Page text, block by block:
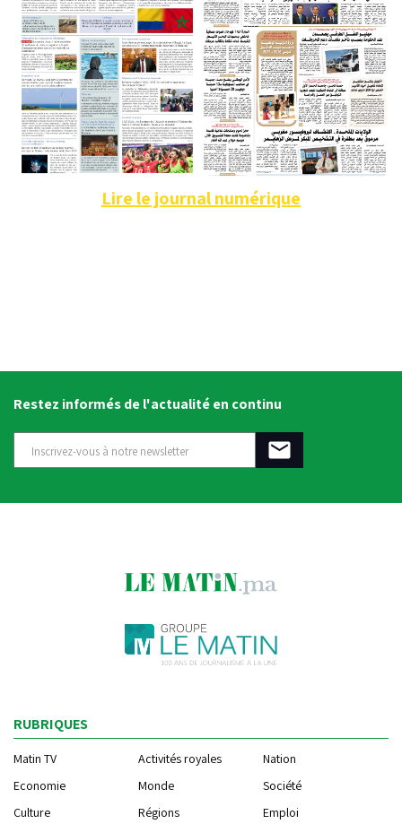
Lire le journal numérique
Restez informés de l'actualité en continu
RUBRIQUES
Matin TV Activités royales
Nation
Economie
Monde
Société
Culture
Régions
Emploi